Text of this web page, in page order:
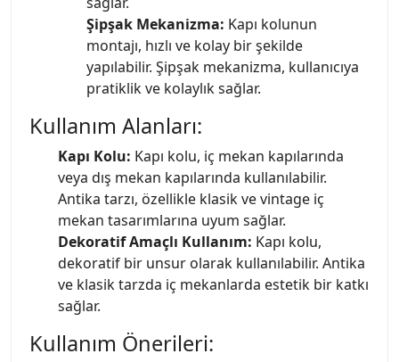
Şipşak Mekanizma: Kapı kolunun
montajı, hızlı ve kolay bir şekilde
yapılabilir. Şipşak mekanizma, kullanıcıya
pratiklik ve kolaylık sağlar.
Kullanım Alanları:
Kapı Kolu: Kapı kolu, iç mekan kapılarında
veya dış mekan kapılarında kullanılabilir.
Antika tarzı, özellikle klasik ve vintage iç
mekan tasarımlarına uyum sağlar.
Dekoratif Amaçlı Kullanım: Kapı kolu,
dekoratif bir unsur olarak kullanılabilir. Antika
ve klasik tarzda iç mekanlarda estetik bir katkı
sağlar.
Kullanım Önerileri: